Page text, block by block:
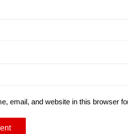
email, and website in this browser